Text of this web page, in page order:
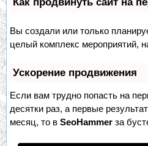
Вы создали или только
целый комплекс мероприятий,
Ускорение продвижения
Если вам трудно попасть на
десятки раз, а первые
месяц, то в SeoHammer за